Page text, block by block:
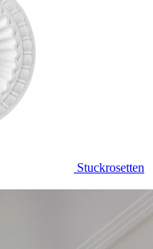
Stuckrosetten